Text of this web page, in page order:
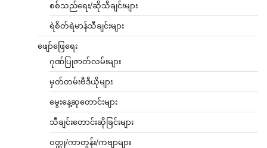
စစ်သည်ရေး/ဆိုသီချင်းများ
ရဲစိတ်ရဲမာန်သီချင်းများ
ဖျော်ဖြေရေး
ဂုဏ်ပြုဇာတ်လမ်းများ
မှတ်တမ်းဗီဒီယိုများ
မွေးနေ့ဆုတောင်းများ
သီချင်းတောင်းဆိုခြင်းများ
ဝတ္ထု/ကာတွန်း/ကဗျာများ